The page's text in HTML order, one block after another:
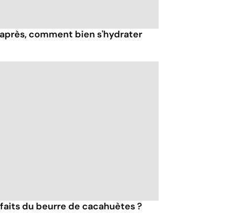
comment bien s'hydrater
du beurre de cacahuètes ?